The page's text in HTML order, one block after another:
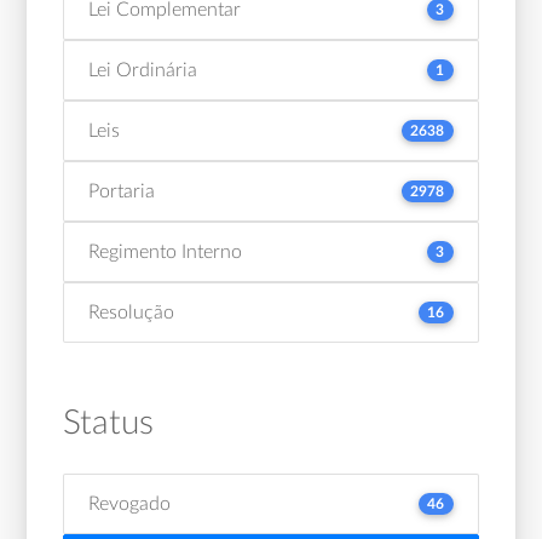
Lei Complementar 3
Lei Ordinária 1
Leis 2638
Portaria 2978
Regimento Interno 3
Resolução 16
Status
Revogado 46